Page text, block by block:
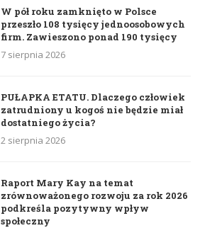
W pół roku zamknięto w Polsce
przeszło 108 tysięcy jednoosobowych
firm. Zawieszono ponad 190 tysięcy
7 sierpnia 2026
PUŁAPKA ETATU. Dlaczego człowiek
zatrudniony u kogoś nie będzie miał
dostatniego życia?
2 sierpnia 2026
Raport Mary Kay na temat
zrównoważonego rozwoju za rok 2026
podkreśla pozytywny wpływ
społeczny